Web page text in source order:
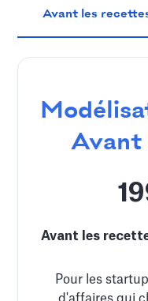
Avant les
Avant
Avant les
Pour les
d'affaires qui